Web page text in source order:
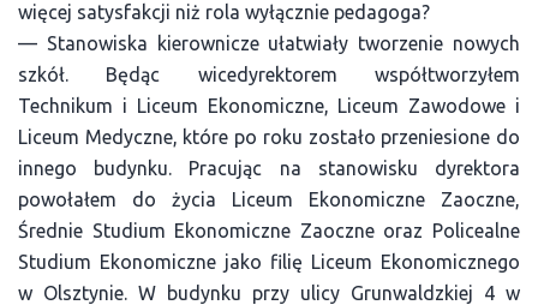
więcej satysfakcji niż rola wyłącznie pedagoga?
— Stanowiska kierownicze ułatwiały tworzenie nowych
szkół. Będąc wicedyrektorem współtworzyłem
Technikum i Liceum Ekonomiczne, Liceum Zawodowe i
Liceum Medyczne, które po roku zostało przeniesione do
innego budynku. Pracując na stanowisku dyrektora
powołałem do życia Liceum Ekonomiczne Zaoczne,
Średnie Studium Ekonomiczne Zaoczne oraz Policealne
Studium Ekonomiczne jako filię Liceum Ekonomicznego
w Olsztynie. W budynku przy ulicy Grunwaldzkiej 4 w